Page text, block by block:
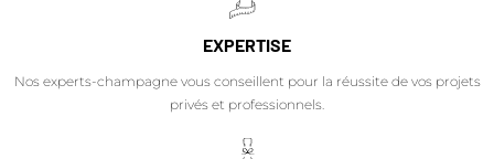
EXPERTISE
Nos experts-champagne vous conseillent pour la réussite de vos projets
privés et professionnels.